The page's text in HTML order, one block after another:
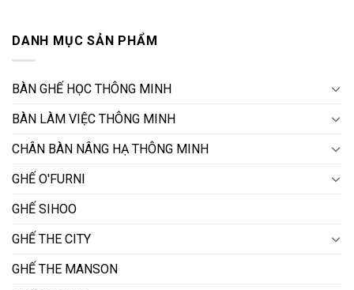
DANH MỤC SẢN PHẨM
BÀN GHẾ HỌC THÔNG MINH
BÀN LÀM VIỆC THÔNG MINH
CHÂN BÀN NÂNG HẠ THÔNG MINH
GHẾ O'FURNI
GHẾ SIHOO
GHẾ THE CITY
GHẾ THE MANSON